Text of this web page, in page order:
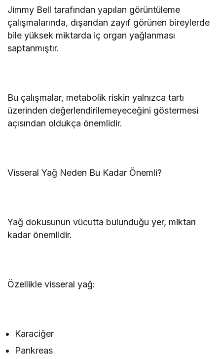
Jimmy Bell tarafından yapılan görüntüleme
çalışmalarında, dışarıdan zayıf görünen bireylerde
bile yüksek miktarda iç organ yağlanması
saptanmıştır.
Bu çalışmalar, metabolik riskin yalnızca tartı
üzerinden değerlendirilemeyeceğini göstermesi
açısından oldukça önemlidir.
Visseral Yağ Neden Bu Kadar Önemli?
Yağ dokusunun vücutta bulunduğu yer, miktarı
kadar önemlidir.
Özellikle visseral yağ:
Karaciğer
Pankreas